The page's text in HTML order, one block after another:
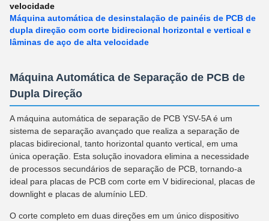
velocidade
Máquina automática de desinstalação de painéis de PCB de
dupla direção com corte bidirecional horizontal e vertical e
lâminas de aço de alta velocidade
Máquina Automática de Separação de PCB de
Dupla Direção
A máquina automática de separação de PCB YSV-5A é um
sistema de separação avançado que realiza a separação de
placas bidirecional, tanto horizontal quanto vertical, em uma
única operação. Esta solução inovadora elimina a necessidade
de processos secundários de separação de PCB, tornando-a
ideal para placas de PCB com corte em V bidirecional, placas de
downlight e placas de alumínio LED.
O corte completo em duas direções em um único dispositivo